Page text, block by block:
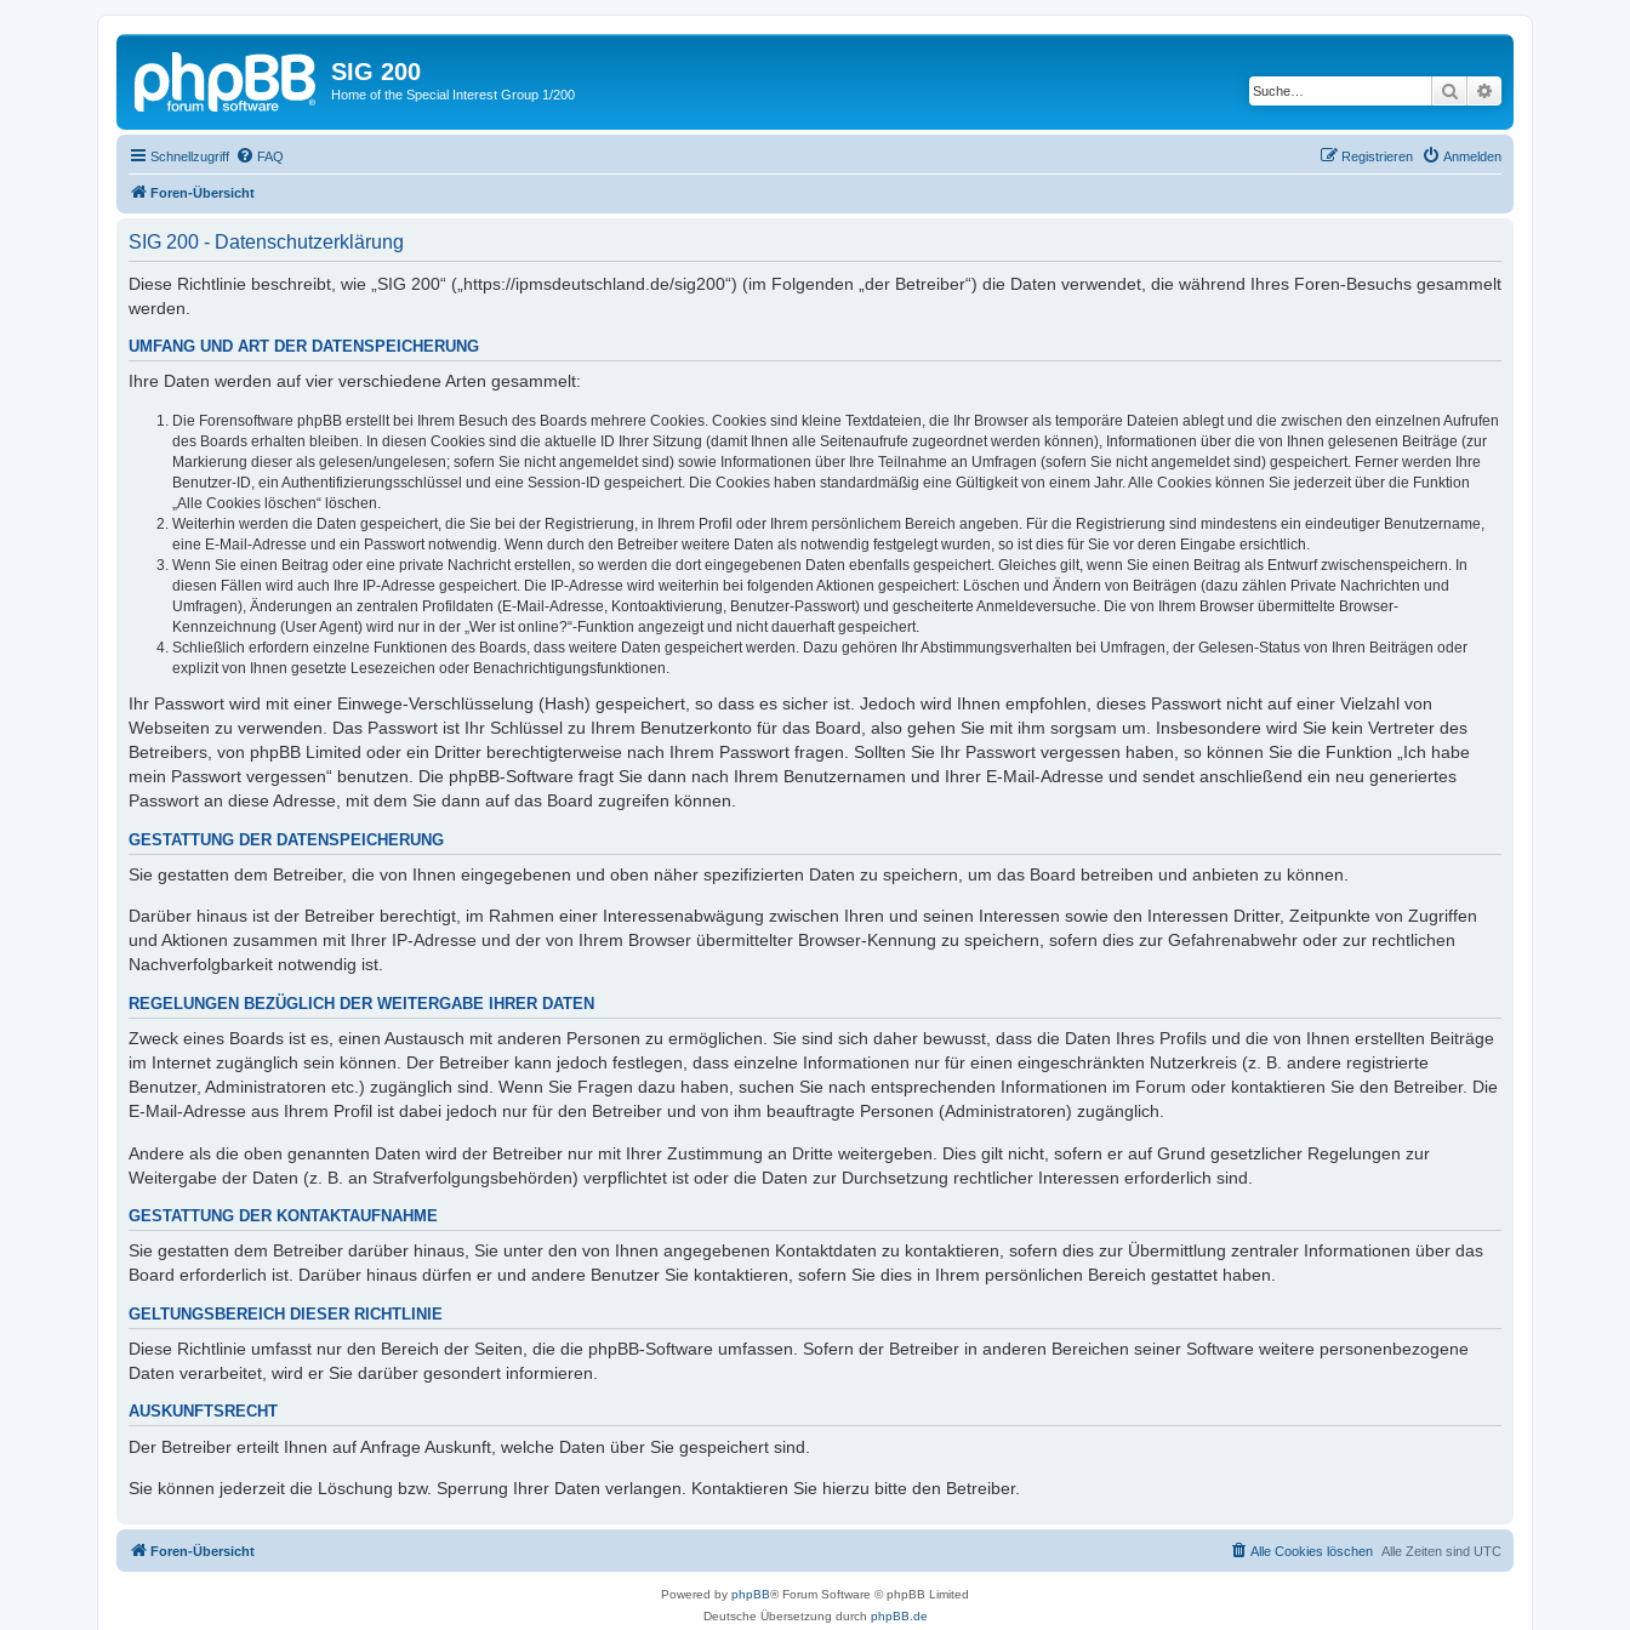
SIG 200
Home of the Special Interest Group 1/200 Suche
Schnellzugriff FAQ Anmelden
Registrieren
Foren-Übersicht
SIG 200 - Datenschutzerklärung
Diese Richtlinie beschreibt, wie „SIG 200“ („https://ipmsdeutschland.de/sig200“) (im Folgenden „der Betreiber“) die Daten verwendet, die während Ihres Foren-Besuchs gesammelt
werden.
UMFANG UND ART DER DATENSPEICHERUNG
Ihre Daten werden auf vier verschiedene Arten gesammelt:
Die Forensoftware phpBB erstellt bei Ihrem Besuch des Boards mehrere Cookies. Cookies sind kleine Textdateien, die Ihr Browser als temporäre Dateien ablegt und die zwischen den einzelnen Aufrufen
des Boards erhalten bleiben. In diesen Cookies sind die aktuelle ID Ihrer Sitzung (damit Ihnen alle Seitenaufrufe zugeordnet werden können), Informationen über die von Ihnen gelesenen Beiträge (zur
Markierung dieser als gelesen/ungelesen; sofern Sie nicht angemeldet sind) sowie Informationen über Ihre Teilnahme an Umfragen (sofern Sie nicht angemeldet sind) gespeichert. Ferner werden Ihre
Benutzer-ID, ein Authentifizierungsschlüssel und eine Session-ID gespeichert. Die Cookies haben standardmäßig eine Gültigkeit von einem Jahr. Alle Cookies können Sie jederzeit über die Funktion
„Alle Cookies löschen“ löschen.
Weiterhin werden die Daten gespeichert, die Sie bei der Registrierung, in Ihrem Profil oder Ihrem persönlichem Bereich angeben. Für die Registrierung sind mindestens ein eindeutiger Benutzername,
eine E-Mail-Adresse und ein Passwort notwendig. Wenn durch den Betreiber weitere Daten als notwendig festgelegt wurden, so ist dies für Sie vor deren Eingabe ersichtlich.
Wenn Sie einen Beitrag oder eine private Nachricht erstellen, so werden die dort eingegebenen Daten ebenfalls gespeichert. Gleiches gilt, wenn Sie einen Beitrag als Entwurf zwischenspeichern. In
diesen Fällen wird auch Ihre IP-Adresse gespeichert. Die IP-Adresse wird weiterhin bei folgenden Aktionen gespeichert: Löschen und Ändern von Beiträgen (dazu zählen Private Nachrichten und
Umfragen), Änderungen an zentralen Profildaten (E-Mail-Adresse, Kontoaktivierung, Benutzer-Passwort) und gescheiterte Anmeldeversuche. Die von Ihrem Browser übermittelte Browser-
Kennzeichnung (User Agent) wird nur in der „Wer ist online?“-Funktion angezeigt und nicht dauerhaft gespeichert.
Schließlich erfordern einzelne Funktionen des Boards, dass weitere Daten gespeichert werden. Dazu gehören Ihr Abstimmungsverhalten bei Umfragen, der Gelesen-Status von Ihren Beiträgen oder
explizit von Ihnen gesetzte Lesezeichen oder Benachrichtigungsfunktionen.
Ihr Passwort wird mit einer Einwege-Verschlüsselung (Hash) gespeichert, so dass es sicher ist. Jedoch wird Ihnen empfohlen, dieses Passwort nicht auf einer Vielzahl von
Webseiten zu verwenden. Das Passwort ist Ihr Schlüssel zu Ihrem Benutzerkonto für das Board, also gehen Sie mit ihm sorgsam um. Insbesondere wird Sie kein Vertreter des
Betreibers, von phpBB Limited oder ein Dritter berechtigterweise nach Ihrem Passwort fragen. Sollten Sie Ihr Passwort vergessen haben, so können Sie die Funktion „Ich habe
mein Passwort vergessen“ benutzen. Die phpBB-Software fragt Sie dann nach Ihrem Benutzernamen und Ihrer E-Mail-Adresse und sendet anschließend ein neu generiertes
Passwort an diese Adresse, mit dem Sie dann auf das Board zugreifen können.
GESTATTUNG DER DATENSPEICHERUNG
Sie gestatten dem Betreiber, die von Ihnen eingegebenen und oben näher spezifizierten Daten zu speichern, um das Board betreiben und anbieten zu können.
Darüber hinaus ist der Betreiber berechtigt, im Rahmen einer Interessenabwägung zwischen Ihren und seinen Interessen sowie den Interessen Dritter, Zeitpunkte von Zugriffen
und Aktionen zusammen mit Ihrer IP-Adresse und der von Ihrem Browser übermittelter Browser-Kennung zu speichern, sofern dies zur Gefahrenabwehr oder zur rechtlichen
Nachverfolgbarkeit notwendig ist.
REGELUNGEN BEZÜGLICH DER WEITERGABE IHRER DATEN
Zweck eines Boards ist es, einen Austausch mit anderen Personen zu ermöglichen. Sie sind sich daher bewusst, dass die Daten Ihres Profils und die von Ihnen erstellten Beiträge
im Internet zugänglich sein können. Der Betreiber kann jedoch festlegen, dass einzelne Informationen nur für einen eingeschränkten Nutzerkreis (z. B. andere registrierte
Benutzer, Administratoren etc.) zugänglich sind. Wenn Sie Fragen dazu haben, suchen Sie nach entsprechenden Informationen im Forum oder kontaktieren Sie den Betreiber. Die
E-Mail-Adresse aus Ihrem Profil ist dabei jedoch nur für den Betreiber und von ihm beauftragte Personen (Administratoren) zugänglich.
Andere als die oben genannten Daten wird der Betreiber nur mit Ihrer Zustimmung an Dritte weitergeben. Dies gilt nicht, sofern er auf Grund gesetzlicher Regelungen zur
Weitergabe der Daten (z. B. an Strafverfolgungsbehörden) verpflichtet ist oder die Daten zur Durchsetzung rechtlicher Interessen erforderlich sind.
GESTATTUNG DER KONTAKTAUFNAHME
Sie gestatten dem Betreiber darüber hinaus, Sie unter den von Ihnen angegebenen Kontaktdaten zu kontaktieren, sofern dies zur Übermittlung zentraler Informationen über das
Board erforderlich ist. Darüber hinaus dürfen er und andere Benutzer Sie kontaktieren, sofern Sie dies in Ihrem persönlichen Bereich gestattet haben.
GELTUNGSBEREICH DIESER RICHTLINIE
Diese Richtlinie umfasst nur den Bereich der Seiten, die die phpBB-Software umfassen. Sofern der Betreiber in anderen Bereichen seiner Software weitere personenbezogene
Daten verarbeitet, wird er Sie darüber gesondert informieren.
AUSKUNFTSRECHT
Der Betreiber erteilt Ihnen auf Anfrage Auskunft, welche Daten über Sie gespeichert sind.
Sie können jederzeit die Löschung bzw. Sperrung Ihrer Daten verlangen. Kontaktieren Sie hierzu bitte den Betreiber.
Foren-Übersicht Alle Zeiten sind UTC
Alle Cookies löschen
Powered by phpBB® Forum Software © phpBB Limited
Deutsche Übersetzung durch phpBB.de